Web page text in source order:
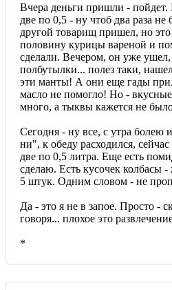
Вчера деньги пришли -
две по 0,5 - ну чтоб два раза не
другой товарищ пришел, но
половину курицы вареной и
сделали. Вечером, он уже
полбутылки... полез таки,
эти манты! А они еще гады
масло не помогло! Но -
много, а тыквы кажется не
Сегодня - ну все, с утра болею
ни", к обеду расходился,
две по 0,5 литра. Еще есть
сделаю. Есть кусочек колбасы
5 штук. Одним словом - не
Да - это я не в запое. Просто -
говоря... плохое это
*